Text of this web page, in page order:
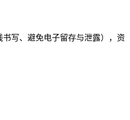
书写、避免电子留存与泄露），资